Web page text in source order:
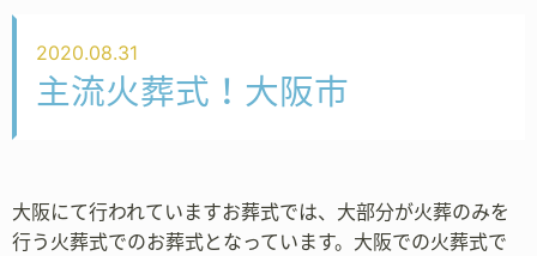
2020.08.31
主流火葬式！大阪市
大阪にて行われていますお葬式では、大部分が火葬のみを
行う火葬式でのお葬式となっています。大阪での火葬式で